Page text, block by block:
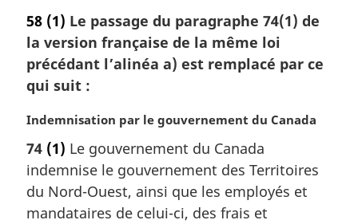
58 (1) Le passage du paragraphe 74(1) de
la version française de la même loi
précédant l’alinéa a) est remplacé par ce
qui suit :
N
t
e
m
a
Indemnisation par le gouvernement du Canada
74 (1) Le gouvernement du Canada
indemnise le gouvernement des Territoires
du Nord-Ouest, ainsi que les employés et
mandataires de celui-ci, des frais et